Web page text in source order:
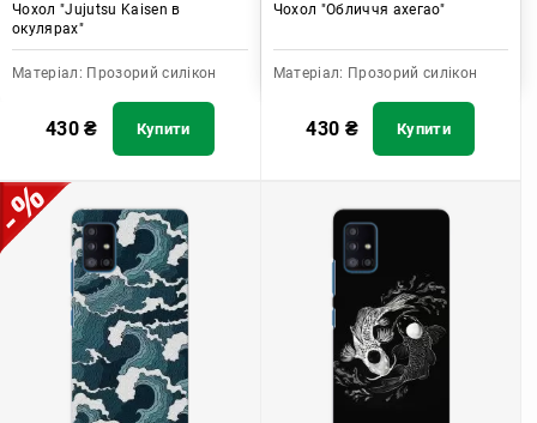
Чохол "Jujutsu Kaisen в
окулярах"
Матеріал: Прозорий силікон
430₴ Купити
Чохол "Обличчя ахегао"
Матеріал: Прозорий силікон
430 ₴ Купити